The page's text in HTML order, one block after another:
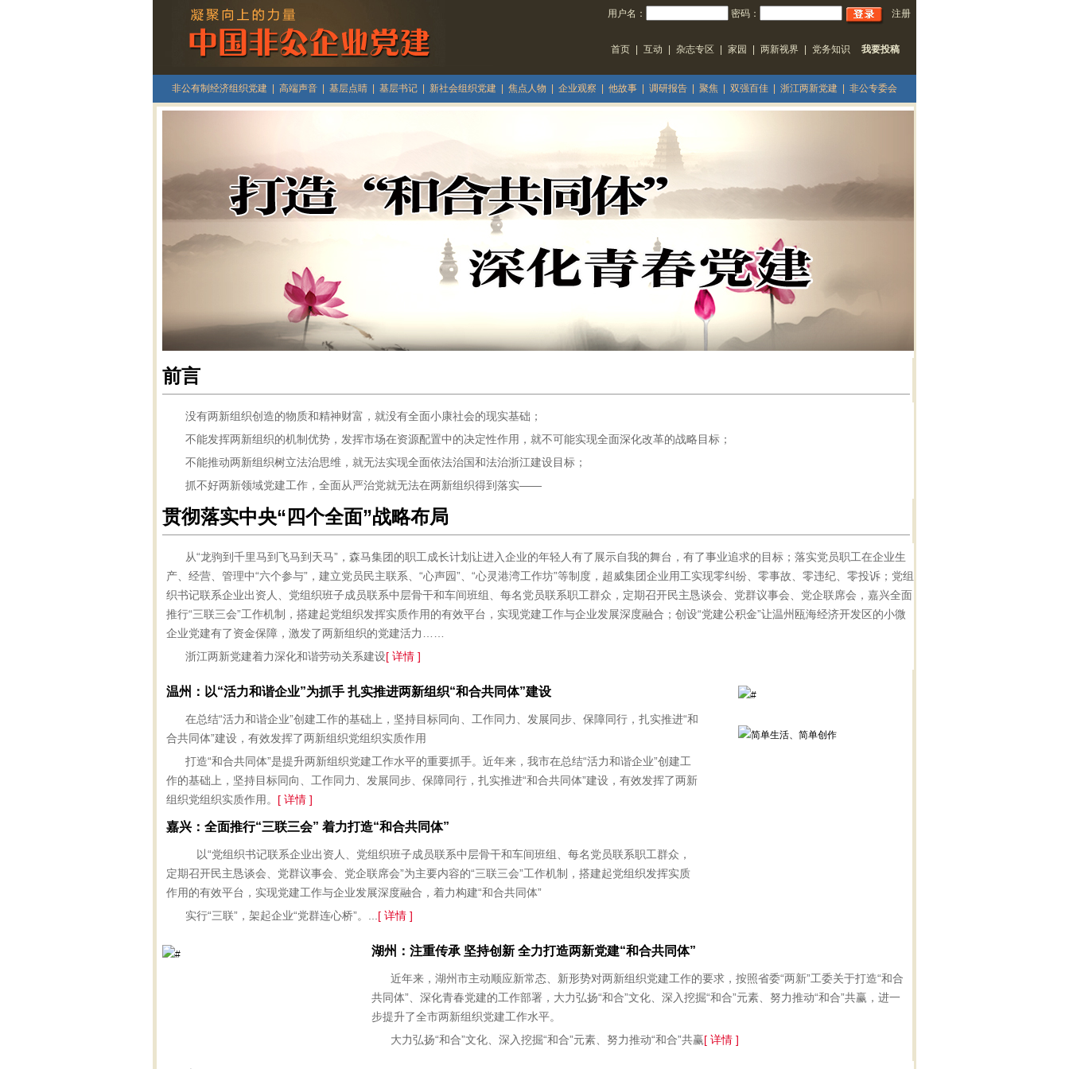
用户名： 密码： 注册
首页 互动 杂志专区 家园 两新视界 党务知识 我要投稿
非公有制经济组织党建 高端声音 基层点睛 基层书记 新社会组织党建 焦点人物 企业观察 他故事 调研报告 聚焦 双强百佳 浙江两新党建 非公专委会
前言
没有两新组织创造的物质和精神财富，就没有全面小康社会的现实基础；
不能发挥两新组织的机制优势，发挥市场在资源配置中的决定性作用，就不可能实现全面深化改革的战略目标；
不能推动两新组织树立法治思维，就无法实现全面依法治国和法治浙江建设目标；
抓不好两新领域党建工作，全面从严治党就无法在两新组织得到落实——
贯彻落实中央“四个全面”战略布局
从“龙驹到千里马到飞马到天马”，森马集团的职工成长计划让进入企业的年轻人有了展示自我的舞台，有了事业追求的目标；落实党员职工在企业生
产、经营、管理中“六个参与”，建立党员民主联系、“心声园”、“心灵港湾工作坊”等制度，超威集团企业用工实现零纠纷、零事故、零违纪、零投诉；党组
织书记联系企业出资人、党组织班子成员联系中层骨干和车间班组、每名党员联系职工群众，定期召开民主恳谈会、党群议事会、党企联席会，嘉兴全面
推行“三联三会”工作机制，搭建起党组织发挥实质作用的有效平台，实现党建工作与企业发展深度融合；创设“党建公积金”让温州瓯海经济开发区的小微
企业党建有了资金保障，激发了两新组织的党建活力……
浙江两新党建着力深化和谐劳动关系建设[ 详情 ]
温州：以“活力和谐企业”为抓手 扎实推进两新组织“和合共同体”建设
在总结“活力和谐企业”创建工作的基础上，坚持目标同向、工作同力、发展同步、保障同行，扎实推进“和
合共同体”建设，有效发挥了两新组织党组织实质作用
打造“和合共同体”是提升两新组织党建工作水平的重要抓手。近年来，我市在总结“活力和谐企业”创建工
作的基础上，坚持目标同向、工作同力、发展同步、保障同行，扎实推进“和合共同体”建设，有效发挥了两新
组织党组织实质作用。 [ 详情 ]
嘉兴：全面推行“三联三会” 着力打造“和合共同体”
以“党组织书记联系企业出资人、党组织班子成员联系中层骨干和车间班组、每名党员联系职工群众，
定期召开民主恳谈会、党群议事会、党企联席会”为主要内容的“三联三会”工作机制，搭建起党组织发挥实质
作用的有效平台，实现党建工作与企业发展深度融合，着力构建“和合共同体”
实行“三联”，架起企业“党群连心桥”。... [ 详情 ]
湖州：注重传承 坚持创新 全力打造两新党建“和合共同体”
近年来，湖州市主动顺应新常态、新形势对两新组织党建工作的要求，按照省委“两新”工委关于打造“和合
共同体”、深化青春党建的工作部署，大力弘扬“和合”文化、深入挖掘“和合”元素、努力推动“和合”共赢，进一
步提升了全市两新组织党建工作水平。
大力弘扬“和合”文化、深入挖掘“和合”元素、努力推动“和合”共赢[ 详情 ]